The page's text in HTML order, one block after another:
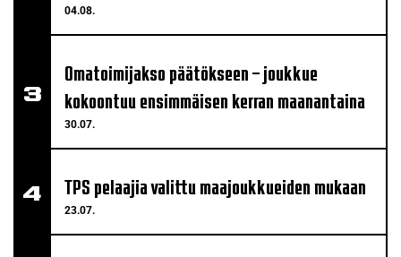
04.08.
30.07.
Omatoimijakso päätökseen – joukkue
kokoontuu ensimmäisen kerran maanantaina
23.07.
TPS pelaajia valittu maajoukkueiden mukaan